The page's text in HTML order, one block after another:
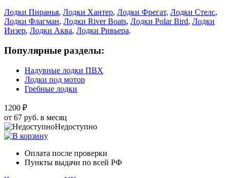
Лодки Пиранья, Лодки Хантер, Лодки Фрегат, Лодки Стелс,
Лодки Флагман, Лодки River Boats, Лодки Polar Bird, Лодки
Инзер, Лодки Аква, Лодки Ривьера.
Популярные разделы:
Надувные лодки ПВХ
Лодки под мотор
Гребные лодки
1200 ₽
от 67 руб. в месяц
Недоступно
Оплата после проверки
Пункты выдачи по всей РФ